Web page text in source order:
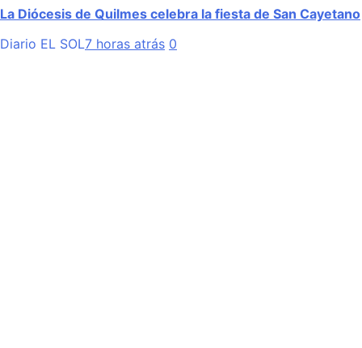
La Diócesis de Quilmes celebra la fiesta de San Cayetano
Diario EL SOL7 horas atrás 0